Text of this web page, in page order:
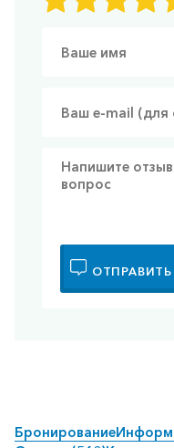
ОТПРАВИТЬ
Бронирование